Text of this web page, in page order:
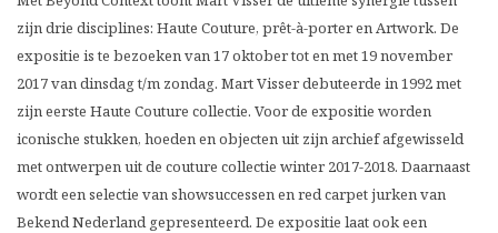
zijn drie disciplines: Haute Couture, prêt-à-porter en Artwork. De
expositie is te bezoeken van 17 oktober tot en met 19 november
2017 van dinsdag t/m zondag. Mart Visser debuteerde in 1992 met
zijn eerste Haute Couture collectie. Voor de expositie worden
iconische stukken, hoeden en objecten uit zijn archief afgewisseld
met ontwerpen uit de couture collectie winter 2017-2018. Daarnaast
wordt een selectie van showsuccessen en red carpet jurken van
Bekend Nederland gepresenteerd. De expositie laat ook een